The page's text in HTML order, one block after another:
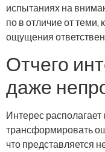
испытаниях на
по в отличие от
ощущения
Отчего
даже
Интерес
трансформировать
что представляется